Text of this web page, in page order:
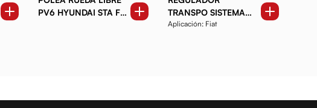
PV6 HYUNDAI STA FE.
TRANSPO SISTEMA
MARELLI
Aplicación: Fiat